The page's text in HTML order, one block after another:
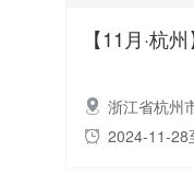
浙江省杭州
2024-11-28